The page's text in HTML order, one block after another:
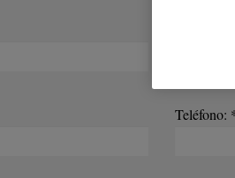
Teléfono: